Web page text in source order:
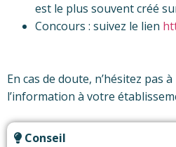
est le plus souvent créé
Concours : suivez le lien
En cas de doute, n’hésitez pas
l’information à votre
Conseil